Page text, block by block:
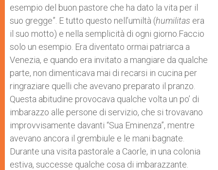
esempio del buon pastore che ha dato la vita per il
suo gregge”. E tutto questo nell’umiltà (humilitas era
il suo motto) e nella semplicità di ogni giorno.Faccio
solo un esempio. Era diventato ormai patriarca a
Venezia, e quando era invitato a mangiare da qualche
parte, non dimenticava mai di recarsi in cucina per
ringraziare quelli che avevano preparato il pranzo.
Questa abitudine provocava qualche volta un po’ di
imbarazzo alle persone di servizio, che si trovavano
improvvisamente davanti “Sua Eminenza”, mentre
avevano ancora il grembiule e le mani bagnate.
Durante una visita pastorale a Caorle, in una colonia
estiva, successe qualche cosa di imbarazzante.